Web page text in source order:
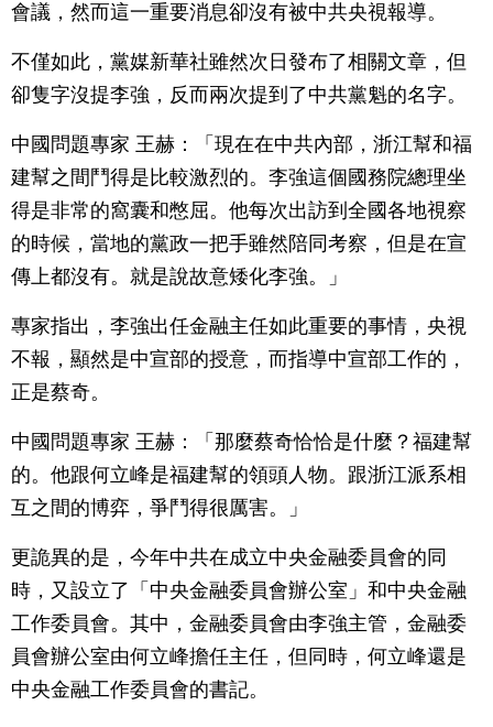
會議，然而這一重要消息卻沒有被中共央視報導。
不僅如此，黨媒新華社雖然次日發布了相關文章，但
卻隻字沒提李強，反而兩次提到了中共黨魁的名字。
中國問題專家 王赫：「現在在中共內部，浙江幫和福
建幫之間鬥得是比較激烈的。李強這個國務院總理坐
得是非常的窩囊和憋屈。他每次出訪到全國各地視察
的時候，當地的黨政一把手雖然陪同考察，但是在宣
傳上都沒有。就是說故意矮化李強。」
專家指出，李強出任金融主任如此重要的事情，央視
不報，顯然是中宣部的授意，而指導中宣部工作的，
正是蔡奇。
中國問題專家 王赫：「那麼蔡奇恰恰是什麼？福建幫
的。他跟何立峰是福建幫的領頭人物。跟浙江派系相
互之間的博弈，爭鬥得很厲害。」
更詭異的是，今年中共在成立中央金融委員會的同
時，又設立了「中央金融委員會辦公室」和中央金融
工作委員會。其中，金融委員會由李強主管，金融委
員會辦公室由何立峰擔任主任，但同時，何立峰還是
中央金融工作委員會的書記。